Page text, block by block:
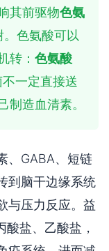
其前驱物色氨
色氨酸可以
转： 色氨酸
一定直接送
制造血清素。
、GABA、短链
到脑干边缘系统
与压力反应。益
盐、乙酸盐，